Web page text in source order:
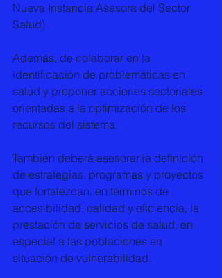
Nueva Instancia Asesora del Sector
Salud)
Además, de colaborar en la
identificación de problemáticas en
salud y proponer acciones sectoriales
orientadas a la optimización de los
recursos del sistema.
También deberá asesorar la definición
de estrategias, programas y proyectos
que fortalezcan, en términos de
accesibilidad, calidad y eficiencia, la
prestación de servicios de salud, en
especial a las poblaciones en
situación de vulnerabilidad.